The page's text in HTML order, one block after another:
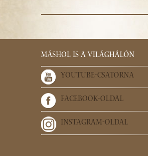
MÁSHOL IS A VILÁGHÁLÓN
YOUTUBE-CSATORNA
FACEBOOK-OLDAL
INSTAGRAM-OLDAL